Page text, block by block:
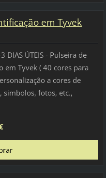
em Tyvek
3 DIAS ÚTEIS - Pulseira de
em Tyvek ( 40 cores para
a cores de
simbolos, fotos, etc.,